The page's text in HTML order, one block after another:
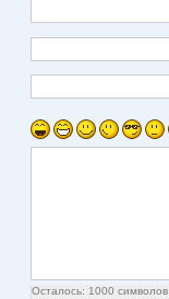
Осталось: 1000 символов